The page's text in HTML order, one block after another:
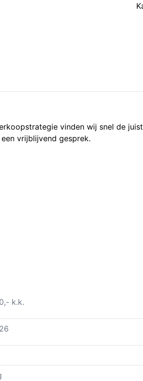
vinden wij snel de
vrijblijvend gesprek.
k.k.